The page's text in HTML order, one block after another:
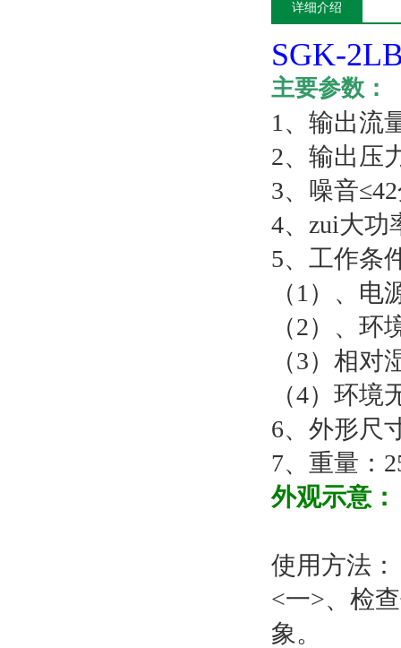
详细介绍
SGK-
主要参数：
1、输出流
2、输出压
3、噪音
4、zui大
5、工作条
（1）、电
（2）、
（3）相对
（4）环境
6、外形尺
7、重量：
外观示意：
使用方法：
<一>、检
象。